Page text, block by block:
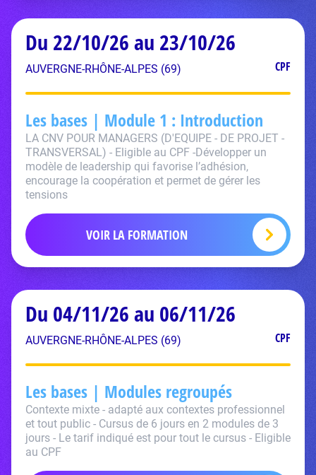
Du 22/10/26 au 23/10/26
AUVERGNE-RHÔNE-ALPES (69) CPF
Les bases | Module 1 : Introduction
LA CNV POUR MANAGERS (D'EQUIPE - DE PROJET -
TRANSVERSAL) - Eligible au CPF -Développer un
modèle de leadership qui favorise l’adhésion,
encourage la coopération et permet de gérer les
tensions
VOIR LA FORMATION
Du 04/11/26 au 06/11/26
AUVERGNE-RHÔNE-ALPES (69) CPF
Les bases | Modules regroupés
Contexte mixte - adapté aux contextes professionnel
et tout public - Cursus de 6 jours en 2 modules de 3
jours - Le tarif indiqué est pour tout le cursus - Eligible
au CPF